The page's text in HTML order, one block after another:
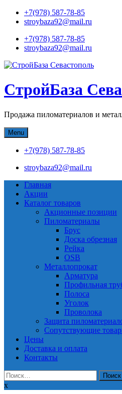
Skip
+7(978) 587-78-85
stroybaza92@mail.ru
+7(978) 587-78-85
stroybaza92@mail.ru
СтройБаза
Продажа пиломатериалов и
Menu
+7(978) 587-78-85
stroybaza92@mail.ru
Главная
Акции
Каталог товаров
Акционные позиции
Пиломатериалы
Брус
Доска обрезная
Рейка
OSB
Металлопрокат
Арматура
Профильная
Полоса
Уголок
Проволока
Защита
Сопутствующие
Цены
Доставка и оплата
Контакты
Найти:
x